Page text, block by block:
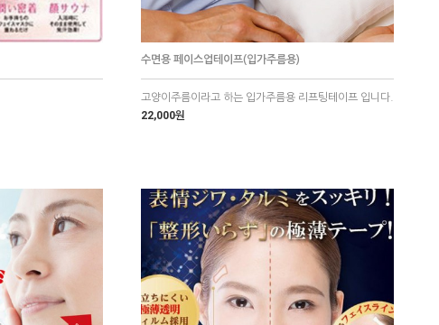
수면용 페이스업테이프(입가주름용)
고양이주름이라고 하는 입가주름용 리프팅테이프 입니다.
22,000원